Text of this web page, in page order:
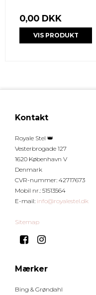
0,00 DKK
VIS PRODUKT
Kontakt
Royale Stel 👑
Vesterbrogade 127
1620 København V
Denmark
CVR-nummer: 42717673
Mobil nr. : 51513564
E-mail: info@royalestel.dk
Sitemap
Mærker
Bing & Grøndahl